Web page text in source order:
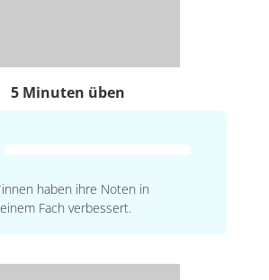
5 Minuten üben
haben ihre Noten in
Fach verbessert.